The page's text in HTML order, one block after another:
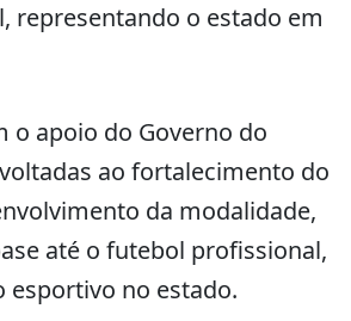
representando o estado em
o apoio do Governo do
ao fortalecimento do
da modalidade,
até o futebol profissional,
esportivo no estado.